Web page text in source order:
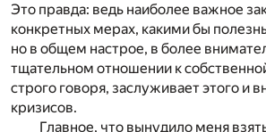
Это правда: ведь наиболее важное
конкретных мерах, какими бы
но в общем настрое, в более
тщательном отношении к
строго говоря, заслуживает этого и
кризисов.
Главное, что вынудило меня